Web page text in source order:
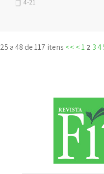
4-21
25 a 48 de 117 itens << <12 34